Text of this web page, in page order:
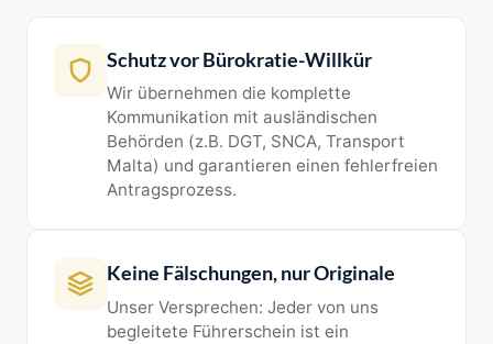
Schutz vor Bürokratie-Willkür
Wir übernehmen die komplette
Kommunikation mit ausländischen
Behörden (z.B. DGT, SNCA, Transport
Malta) und garantieren einen fehlerfreien
Antragsprozess.
Keine Fälschungen, nur Originale
Unser Versprechen: Jeder von uns
begleitete Führerschein ist ein